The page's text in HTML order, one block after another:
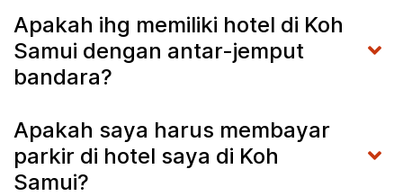
Apakah ihg memiliki hotel di Koh
Samui dengan antar-jemput
bandara?
Apakah saya harus membayar
parkir di hotel saya di Koh
Samui?